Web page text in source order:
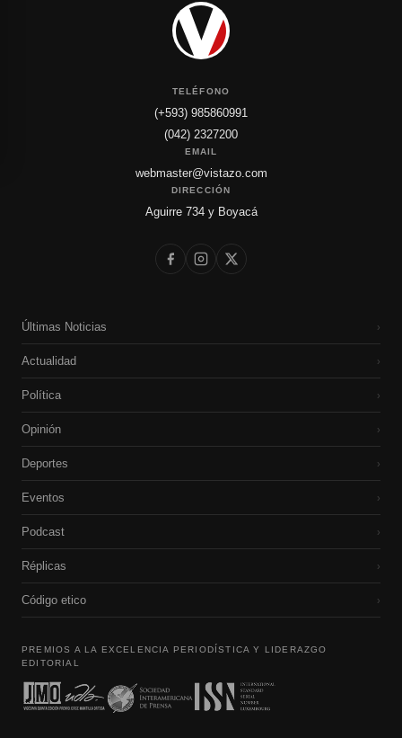
TELÉFONO
(+593) 985860991
(042) 2327200
EMAIL
webmaster@vistazo.com
DIRECCIÓN
Aguirre 734 y Boyacá
Últimas Noticias ›
Actualidad ›
Política ›
Opinión ›
Deportes ›
Eventos ›
Podcast ›
Réplicas ›
Código etico ›
PREMIOS A LA EXCELENCIA PERIODÍSTICA Y LIDERAZGO
EDITORIAL